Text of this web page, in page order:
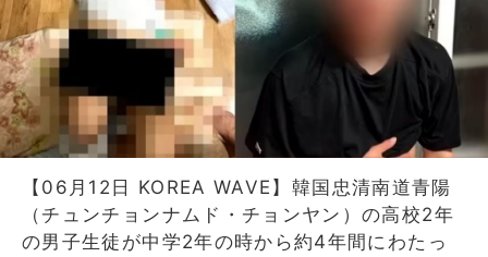
【06月12日 KOREA WAVE】韓国忠清南道青陽
（チュンチョンナムド・チョンヤン）の高校2年
の男子生徒が中学2年の時から約4年間にわたっ